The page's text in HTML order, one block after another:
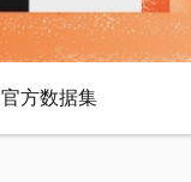
官方数据集